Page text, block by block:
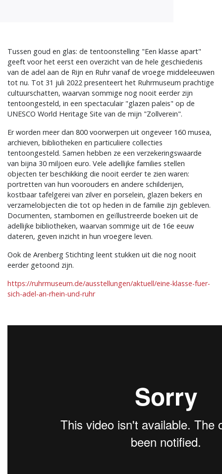
Tussen goud en glas: de tentoonstelling "Een klasse apart"
geeft voor het eerst een overzicht van de hele geschiedenis
van de adel aan de Rijn en Ruhr vanaf de vroege middeleeuwen
tot nu. Tot 31 juli 2022 presenteert het Ruhrmuseum prachtige
cultuurschatten, waarvan sommige nog nooit eerder zijn
tentoongesteld, in een spectaculair "glazen paleis" op de
UNESCO World Heritage Site van de mijn "Zollverein".
Er worden meer dan 800 voorwerpen uit ongeveer 160 musea,
archieven, bibliotheken en particuliere collecties
tentoongesteld. Samen hebben ze een verzekeringswaarde
van bijna 30 miljoen euro. Vele adellijke families stellen
objecten ter beschikking die nooit eerder te zien waren:
portretten van hun voorouders en andere schilderijen,
kostbaar tafelgerei van zilver en porselein, glazen bekers en
verzamelobjecten die tot op heden in de familie zijn gebleven.
Documenten, stambomen en geïllustreerde boeken uit de
adellijke bibliotheken, waarvan sommige uit de 16e eeuw
dateren, geven inzicht in hun vroegere leven.
Ook de Arenberg Stichting leent stukken uit die nog nooit
eerder getoond zijn.
https://ruhrmuseum.de/ausstellungen/aktuell/eine-klasse-fuer-
sich-adel-an-rhein-und-ruhr